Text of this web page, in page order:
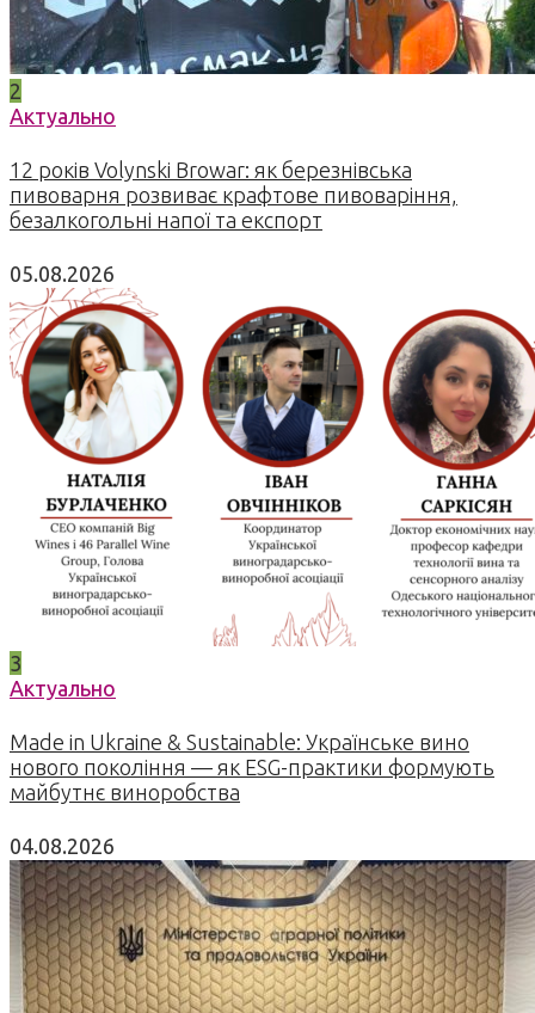
2
Актуально
12 років Volynski Browar: як березнівська
пивоварня розвиває крафтове пивоваріння,
безалкогольні напої та експорт
05.08.2026
3
Актуально
Made in Ukraine & Sustainable: Українське вино
нового покоління — як ESG-практики формують
майбутнє виноробства
04.08.2026